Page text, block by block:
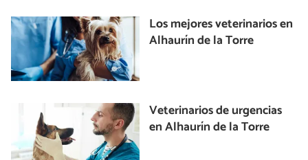
Los mejores veterinarios en
Alhaurín de la Torre
Veterinarios de urgencias
en Alhaurín de la Torre